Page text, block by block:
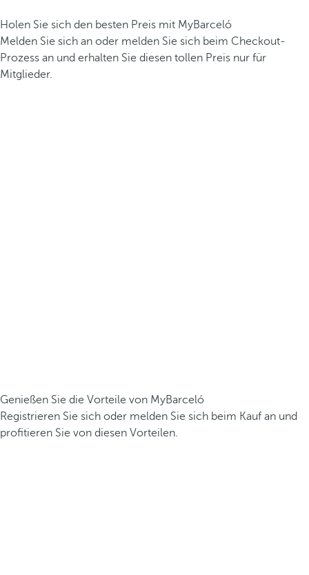
Holen Sie sich den besten Preis mit MyBarceló
Melden Sie sich an oder melden Sie sich beim Checkout-
Prozess an und erhalten Sie diesen tollen Preis nur für
Mitglieder.
Genießen Sie die Vorteile von MyBarceló
Registrieren Sie sich oder melden Sie sich beim Kauf an und
profitieren Sie von diesen Vorteilen.